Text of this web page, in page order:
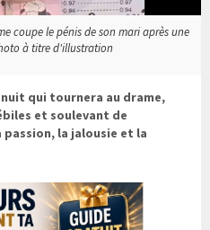
coupe le pénis de son mari après une
à titre d'illustration
nuit qui tournera au drame,
et soulevant de
la jalousie et la